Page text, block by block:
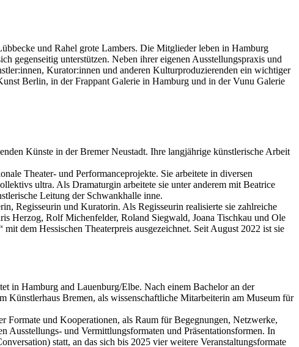
und Rahel grote Lambers. Die Mitglieder leben in Hamburg
gegenseitig unterstützen. Neben ihrer eigenen Ausstellungspraxis und
Kurator:innen und anderen Kulturproduzierenden ein wichtiger
Berlin, in der Frappant Galerie in Hamburg und in der Vunu Galerie
Künste in der Bremer Neustadt. Ihre langjährige künstlerische Arbeit
Theater- und Performanceprojekte. Sie arbeitete in diversen
ultra. Als Dramaturgin arbeitete sie unter anderem mit Beatrice
Leitung der Schwankhalle inne.
Regisseurin und Kuratorin. Als Regisseurin realisierte sie zahlreiche
Herzog, Rolf Michenfelder, Roland Siegwald, Joana Tischkau und Ole
dem Hessischen Theaterpreis ausgezeichnet. Seit August 2022 ist sie
in Hamburg and Lauenburg/Elbe. Nach einem Bachelor an der
Künstlerhaus Bremen, als wissenschaftliche Mitarbeiterin am Museum für
und Kooperationen, als Raum für Begegnungen, Netzwerke,
und Vermittlungsformaten und Präsentationsformen. In
statt, an das sich bis 2025 vier weitere Veranstaltungsformate